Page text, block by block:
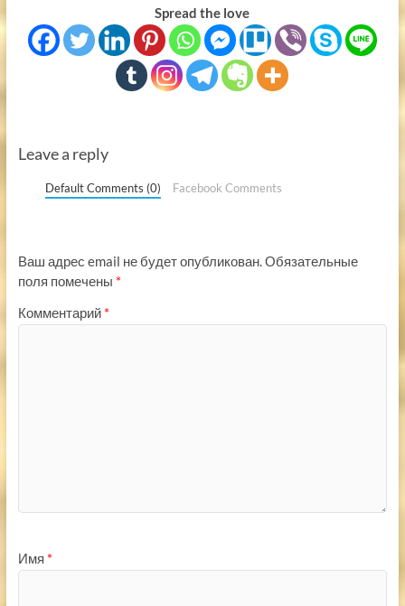
Spread the love
Leave a reply
Default Comments (0) Facebook Comments
Ваш адрес email не будет опубликован.Обязательные
поля помечены *
Комментарий *
Имя *